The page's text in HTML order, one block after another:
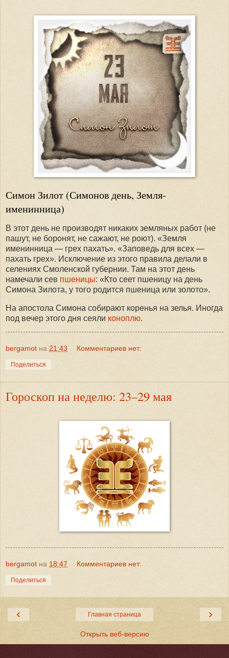
Симон Зилот (Симонов день, Земля-
именинница)
В этот день не производят никаких земляных работ (не
пашут, не боронят, не сажают, не роют). «Земля
именинница — грех пахать». «Заповедь для всех —
пахать грех». Исключение из этого правила делали в
селениях Смоленской губернии. Там на этот день
намечали сев пшеницы: «Кто сеет пшеницу на день
Симона Зилота, у того родится пшеница или золото».
На апостола Симона собирают коренья на зелья. Иногда
под вечер этого дня сеяли коноплю.
bergamot на 21:43 Комментариев нет:
Поделиться
Гороскоп на неделю: 23–29 мая
bergamot на 18:47 Комментариев нет:
Поделиться
‹ ›
Главная страница
Открыть веб-версию